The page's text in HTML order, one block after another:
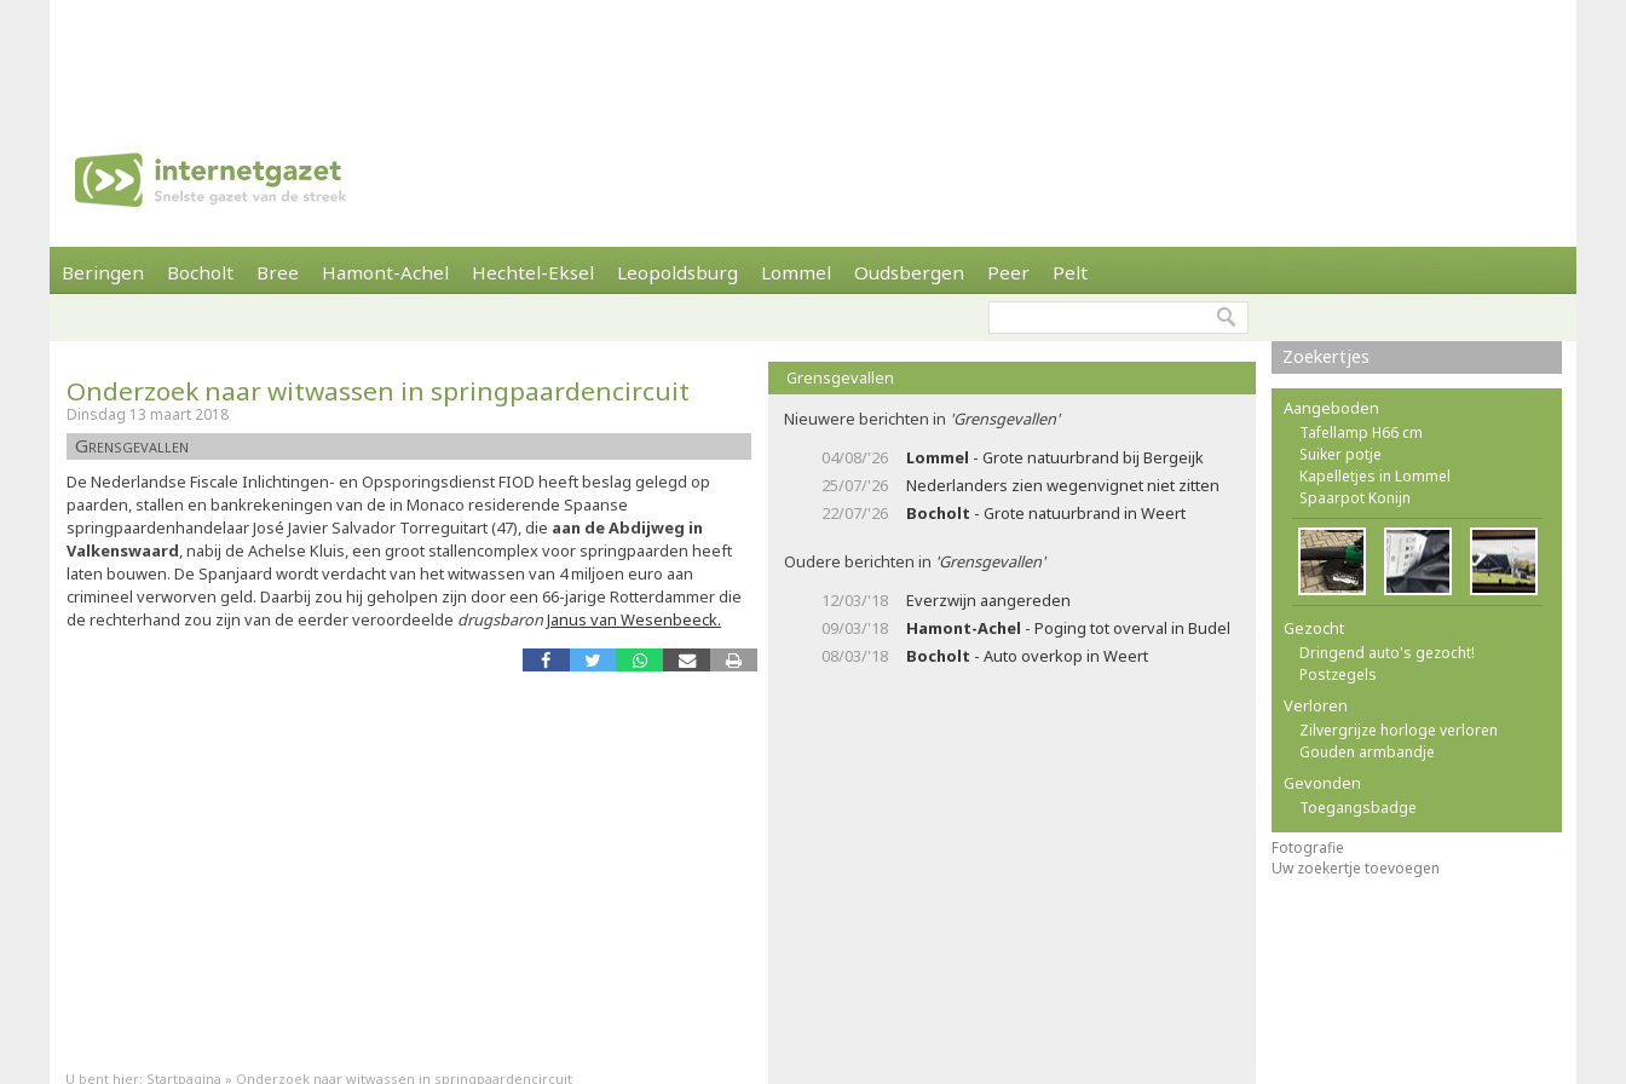
Beringen Bocholt Bree Hamont-Achel Hechtel-Eksel Leopoldsburg Lommel Oudsbergen Peer Pelt
Onderzoek naar witwassen in springpaardencircuit
Dinsdag 13 maart 2018
Grensgevallen
De Nederlandse Fiscale Inlichtingen- en Opsporingsdienst FIOD heeft beslag gelegd op
paarden, stallen en bankrekeningen van de in Monaco residerende Spaanse
springpaardenhandelaar José Javier Salvador Torreguitart (47), die aan de Abdijweg in
Valkenswaard, nabij de Achelse Kluis, een groot stallencomplex voor springpaarden heeft
laten bouwen. De Spanjaard wordt verdacht van het witwassen van 4 miljoen euro aan
crimineel verworven geld. Daarbij zou hij geholpen zijn door een 66-jarige Rotterdammer die
de rechterhand zou zijn van de eerder veroordeelde drugsbaronJanus van Wesenbeeck.
Grensgevallen
Nieuwere berichten in 'Grensgevallen'
04/08/'26
Lommel - Grote natuurbrand bij Bergeijk
25/07/'26
Nederlanders zien wegenvignet niet zitten
22/07/'26
Bocholt - Grote natuurbrand in Weert
Oudere berichten in 'Grensgevallen'
12/03/'18
Everzwijn aangereden
09/03/'18
Hamont-Achel - Poging tot overval in Budel
08/03/'18
Bocholt - Auto overkop in Weert
Zoekertjes
Aangeboden
Tafellamp H66 cm
Suiker potje
Kapelletjes in Lommel
Spaarpot Konijn
Gezocht
Dringend auto's gezocht!
Postzegels
Verloren
Zilvergrijze horloge verloren
Gouden armbandje
Gevonden
Toegangsbadge
Fotografie
Uw zoekertje toevoegen
U bent hier: Startpagina » Onderzoek naar witwassen in springpaardencircuit